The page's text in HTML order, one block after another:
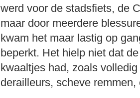
werd voor de stadsfiets, de
maar door meerdere
kwam het maar lastig op
beperkt. Het hielp niet dat
kwaaltjes had, zoals
derailleurs, scheve remmen,